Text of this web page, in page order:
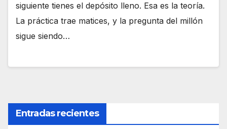
siguiente tienes el depósito lleno. Esa es la teoría.
La práctica trae matices, y la pregunta del millón
sigue siendo…
Entradas recientes